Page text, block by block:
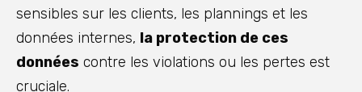
sensibles sur les clients, les plannings et les
données internes, la protection de ces
données contre les violations ou les pertes est
cruciale.